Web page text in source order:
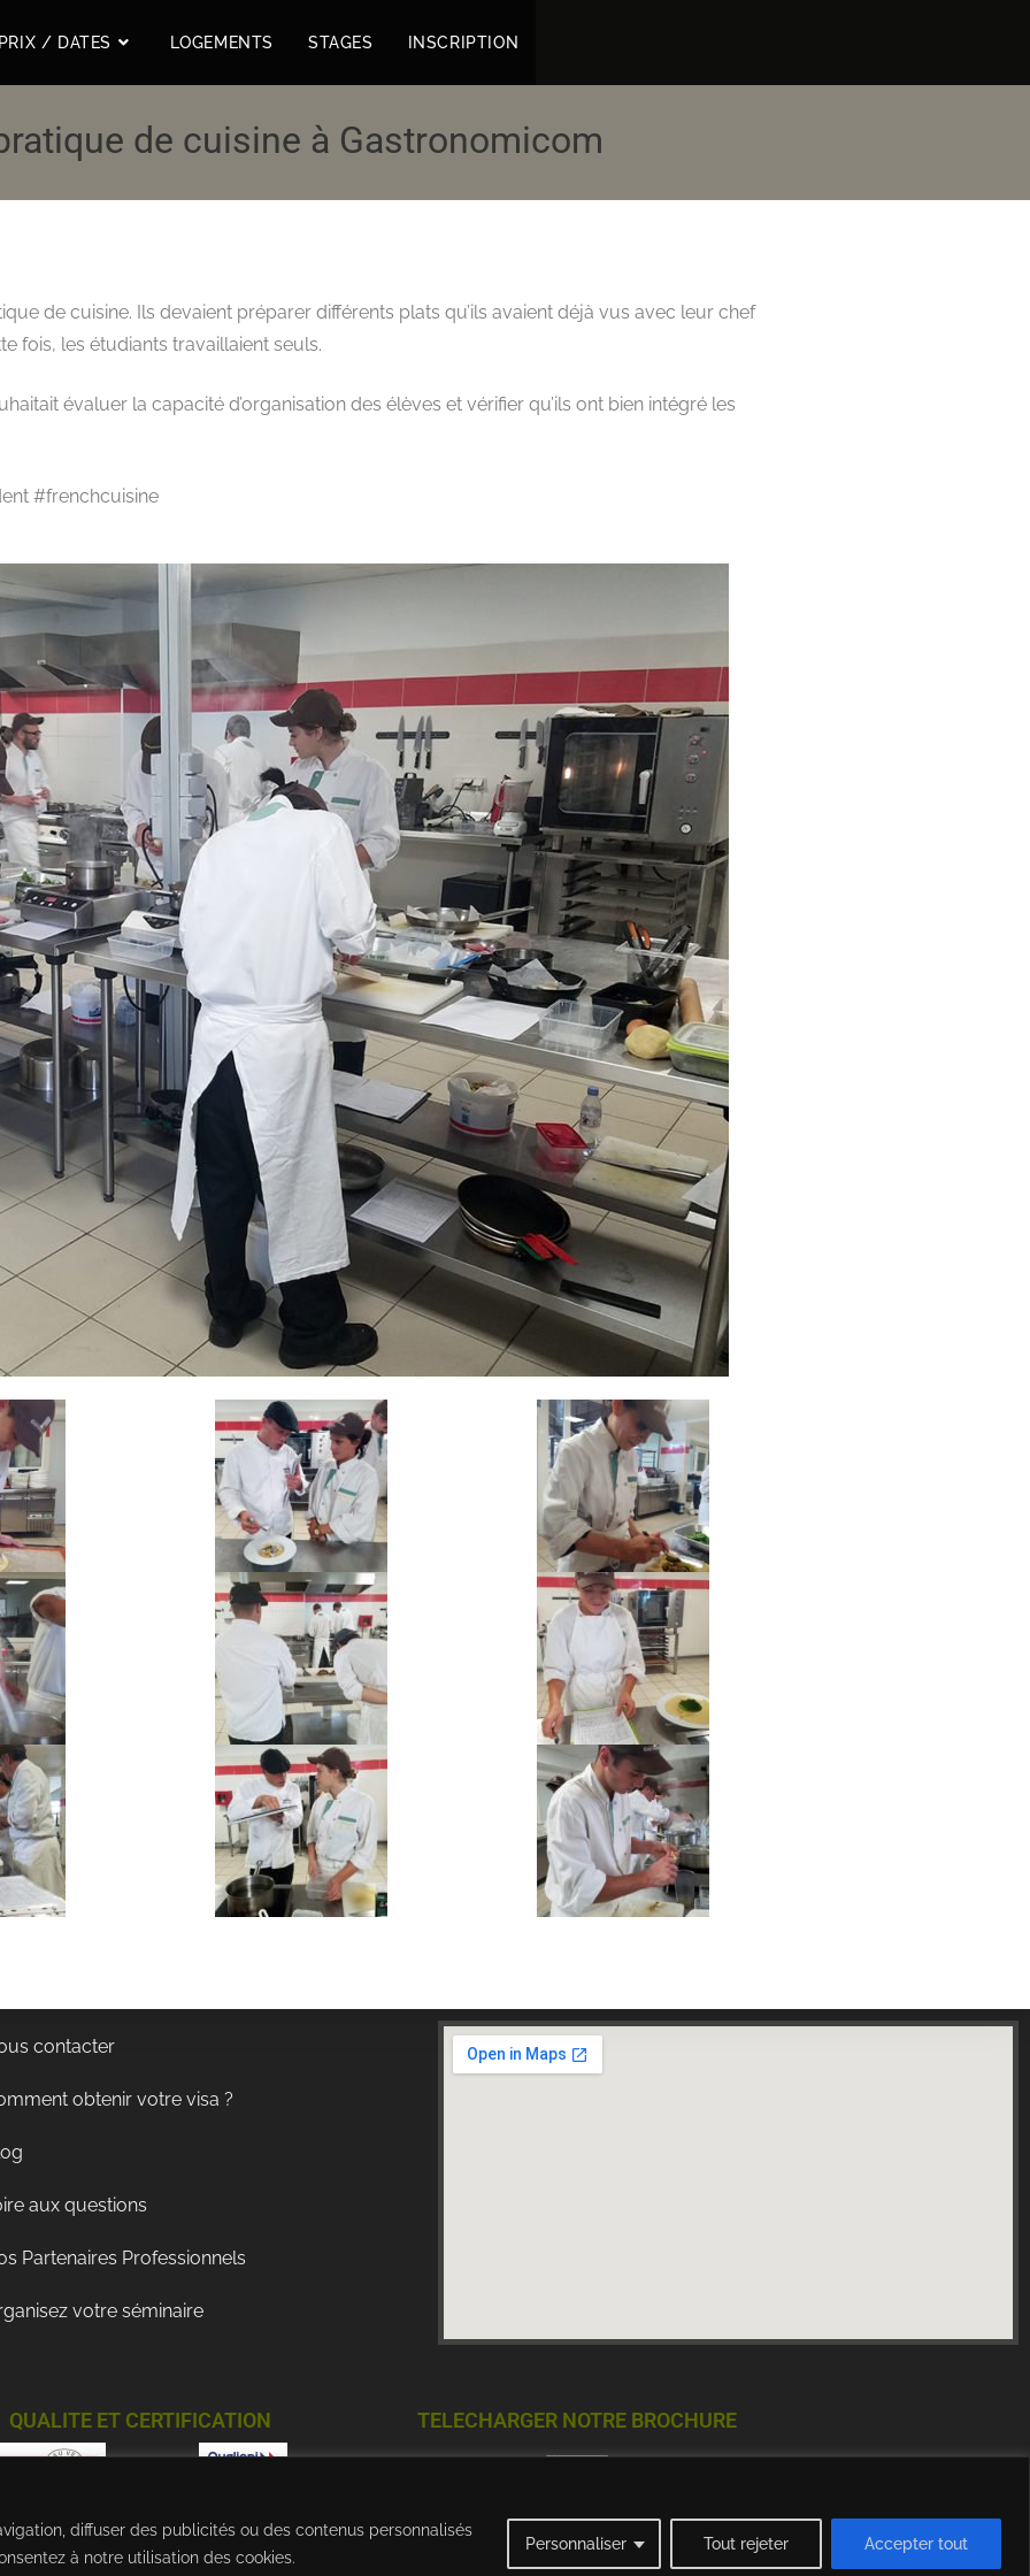
diffuser des publicités ou des contenus personnalisés
à notre utilisation des cookies.
Personnaliser Tout rejeter Accepter tout
/ DATES LOGEMENTS STAGES INSCRIPTION
de cuisine à Gastronomicom
de cuisine. Ils devaient préparer différents plats qu’ils avaient déjà vus avec leur chef
fois, les étudiants travaillaient seuls.
évaluer la capacité d’organisation des élèves et vérifier qu’ils ont bien intégré les
#frenchcuisine
contacter
obtenir votre visa ?
aux questions
Partenaires Professionnels
votre séminaire
QUALITE ET CERTIFICATION TELECHARGER NOTRE BROCHURE